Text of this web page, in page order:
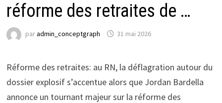
réforme des retraites de …
paradmin_conceptgraph 31 mai 2026
Réforme des retraites: au RN, la déflagration autour du
dossier explosif s’accentue alors que Jordan Bardella
annonce un tournant majeur sur la réforme des